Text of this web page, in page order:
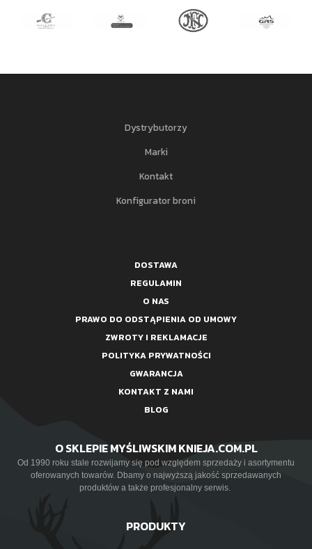
Dystrybutorzy
Marki
Kontakt
Konfigurator broni
DOSTAWA
REGULAMIN
O NAS
PRAWO DO ODSTĄPIENIA OD UMOWY
ZWROTY I REKLAMACJE
POLITYKA PRYWATNOŚCI
GWARANCJA
KONTAKT Z NAMI
BLOG
O SKLEPIE MYŚLIWSKIM KNIEJA.COM.PL
Od 1990 roku stale rozwijamy się pod względem sprzedaży i asortymentu
oferowanych towarów. Dbamy o najwyższą jakość sprzedawanych
produktów a także profesjonalny serwis.
PRODUKTY